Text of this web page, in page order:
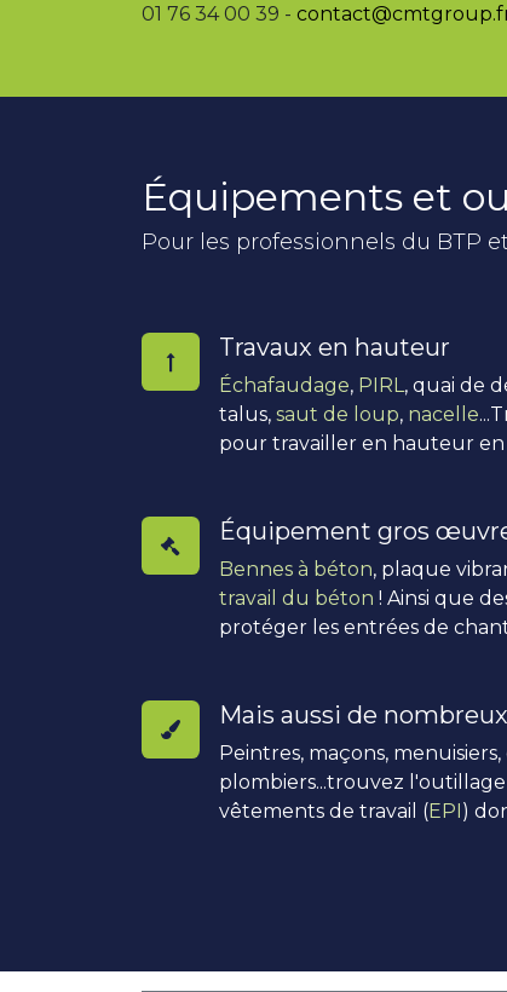
01 76 34 00 39 -
Équipements et
Pour les professionnels du BTP
Travaux en hauteur
Échafaudage, PIRL , quai de
talus, saut de loup, nacelle
pour travailler en hauteur en
Équipement gros
Bennes à béton, plaque
travail du béton ! Ainsi que
protéger les entrées de
Mais aussi de
Peintres, maçons,
plombiers...trouvez
vêtements de travail (EPI)